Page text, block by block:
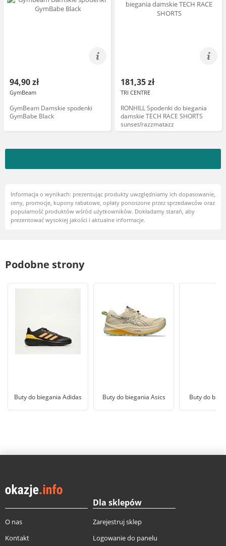
94,90 zł
GymBeam
GymBeam Damskie spodenki
GymBabe Black
181,35 zł
TRI CENTRE
RONHILL Spodenki do biegania
damskie TECH RACE SHORTS
sunset/razzmatazz
Informacja o wynikach: prezentując produkty uwzględniamy ich dopasowanie,
ceny, promocje, kupony rabatowe, opłaty ponoszone przez sprzedawców oraz
popularność produktów wśród użytkowników. Dokładamy starań, aby
prezentować wysokiej jakości i aktualne informacje.
Podobne strony
Buty do biegania Adidas Buty do biegania Asics Buty do
O nas
Kontakt
Dla sklepów
Zarejestruj sklep
Logowanie do panelu